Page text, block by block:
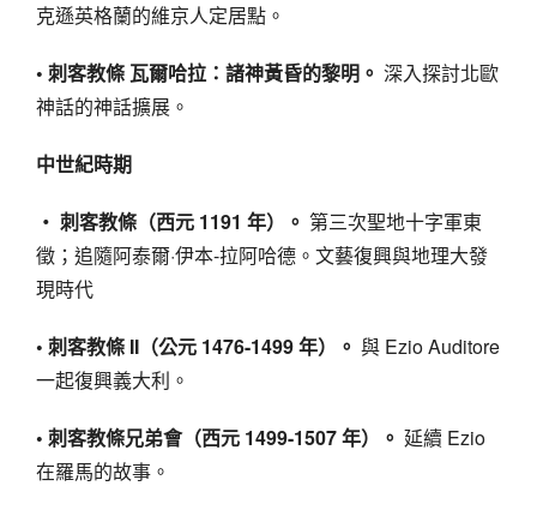
克遜英格蘭的維京人定居點。
• 刺客教條 瓦爾哈拉：諸神黃昏的黎明。 深入探討北歐
神話的神話擴展。
中世紀時期
‧ 刺客教條（西元 1191 年）。 第三次聖地十字軍東
徵；追隨阿泰爾·伊本-拉阿哈德。文藝復興與地理大發
現時代
• 刺客教條 II（公元 1476-1499 年）。 與 Ezio Auditore
一起復興義大利。
• 刺客教條兄弟會（西元 1499-1507 年）。 延續 Ezio
在羅馬的故事。